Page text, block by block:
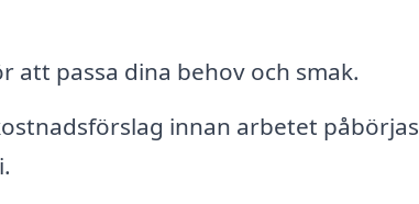
att passa dina behov och smak.
innan arbetet påbörjas